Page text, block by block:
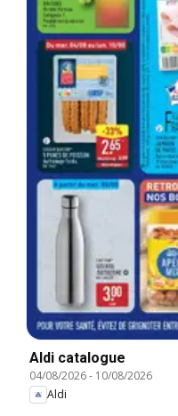
Aldi catalogue
04/08/2026- 10/08/2026
Aldi